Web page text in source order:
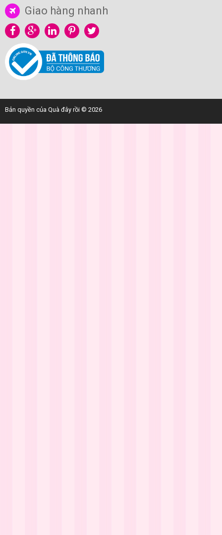
Giao hàng nhanh
Bản quyền của Quà đây rồi © 2026